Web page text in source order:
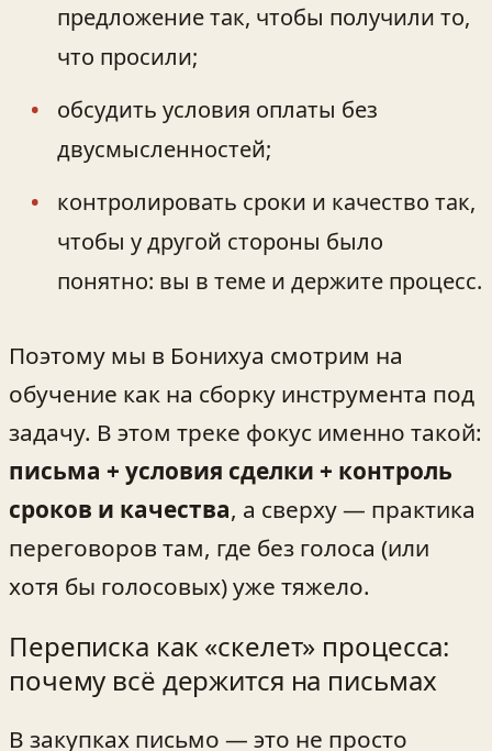
предложение так, чтобы получили то,
что просили;
обсудить условия оплаты без
двусмысленностей;
контролировать сроки и качество так,
чтобы у другой стороны было
понятно: вы в теме и держите процесс.
Поэтому мы в Бонихуа смотрим на
обучение как на сборку инструмента под
задачу. В этом треке фокус именно такой:
письма + условия сделки + контроль
сроков и качества, а сверху — практика
переговоров там, где без голоса (или
хотя бы голосовых) уже тяжело.
Переписка как «скелет» процесса:
почему всё держится на письмах
В закупках письмо — это не просто